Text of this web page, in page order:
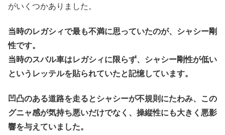
がいくつかありました。
当時のレガシィで最も不満に思っていたのが、シャシー剛
性です。
当時のスバル車はレガシィに限らず、シャシー剛性が低い
というレッテルを貼られていたと記憶しています。
凹凸のある道路を走るとシャシーが不規則にたわみ、この
グニャ感が気持ち悪いだけでなく、操縦性にも大きく悪影
響を与えていました。